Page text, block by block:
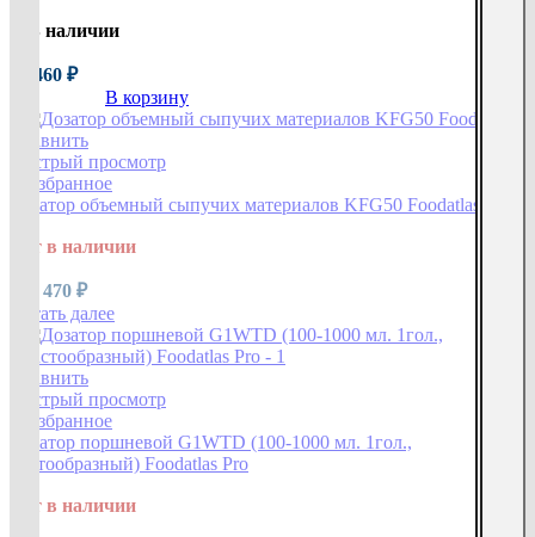
В наличии
32 460 ₽
В корзину
Сравнить
Быстрый просмотр
В избранное
Дозатор объемный сыпучих материалов KFG50 Foodatlas
Нет в наличии
143 470 ₽
Читать далее
Сравнить
Быстрый просмотр
В избранное
Дозатор поршневой G1WTD (100-1000 мл. 1гол.,
пастообразный) Foodatlas Pro
Нет в наличии